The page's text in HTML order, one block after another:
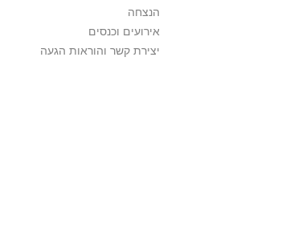
הנצחה
אירועים וכנסים
יצירת קשר והוראות הגעה